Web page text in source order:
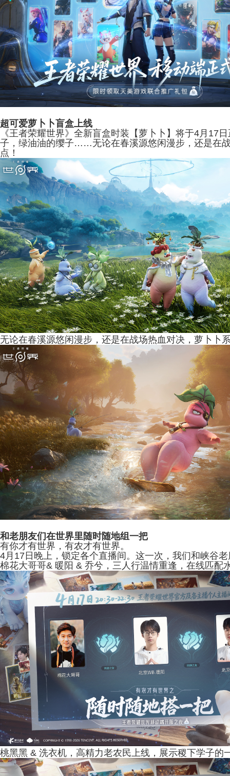
超可爱萝卜卜盲盒上线
《王者荣耀世界》全新盲盒时装 【萝卜卜】 将于4月17日
子，绿油油的缨子……无论在春溪源悠闲漫步 ， 还是在
点 ！
无论在春溪源悠闲漫步 ， 还是在战场热血对决 ，萝卜卜
和老朋友们在世界里随时随地组一把
有你才有世界，有农才有世界。
4月17日晚上，锁定各个直播间。这一次，我们和峡谷
棉花大哥哥& 暖阳 & 乔兮， 三人行温情重逢， 在线匹配
桃黑黑 & 洗衣机，高精力老农民上线，展示稷下学子的